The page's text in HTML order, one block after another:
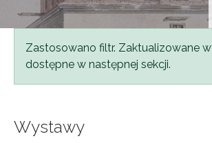
Komunikat
Zastosowano filtr. Zaktualizowane
dostępne w następnej sekcji.
Wystawy